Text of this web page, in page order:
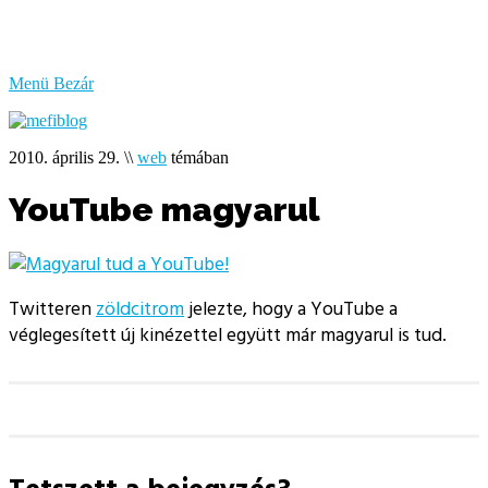
Menü Bezár
2010. április 29. \\ web témában
YouTube magyarul
Twitterenzöldcitromjelezte, hogy a YouTube a
véglegesített új kinézettel együtt már magyarul is tud.